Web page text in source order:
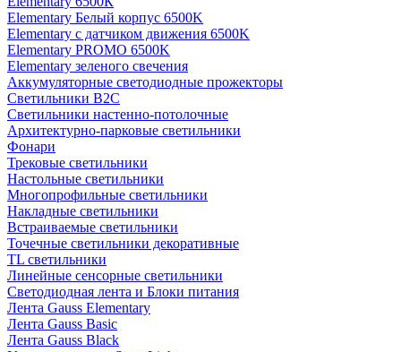
Elementary Белый корпус 6500K
Elementary с датчиком движения 6500K
Elementary PROMO 6500K
Elementary зеленого свечения
Аккумуляторные светодиодные прожекторы
Светильники B2C
Светильники настенно-потолочные
Архитектурно-парковые светильники
Фонари
Трековые светильники
Настольные светильники
Многопрофильные светильники
Накладные светильники
Встраиваемые светильники
Точечные светильники декоративные
TL светильники
Линейные сенсорные светильники
Светодиодная лента и Блоки питания
Лента Gauss Elementary
Лента Gauss Basic
Лента Gauss Black